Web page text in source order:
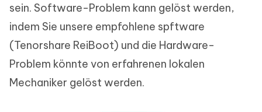
sein. Software-Problem kann gelöst werden,
indem Sie unsere empfohlene spftware
(Tenorshare ReiBoot) und die Hardware-
Problem könnte von erfahrenen lokalen
Mechaniker gelöst werden.